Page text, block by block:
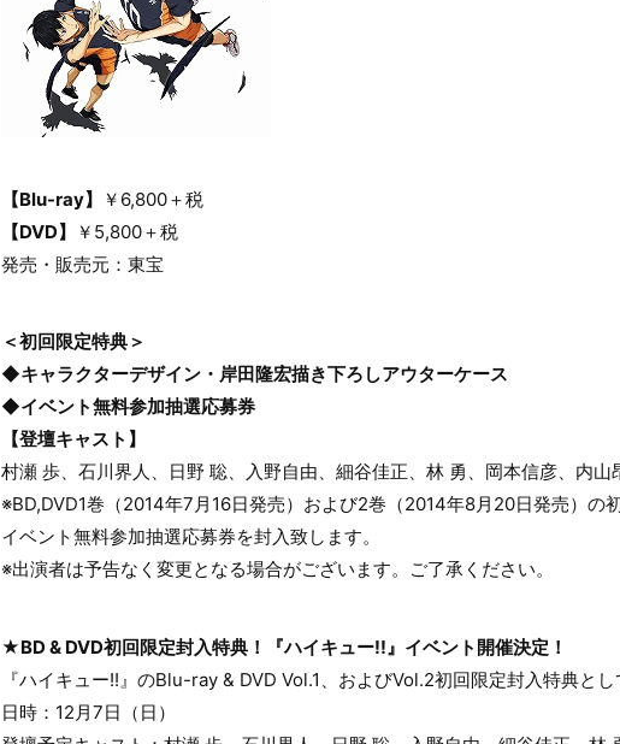
【Blu-ray】
￥6,800＋税
【DVD】
￥5,800＋税
発売・販売元：東宝
＜初回限定特典＞
◆キャラクターデザイン・岸田隆宏描き下ろしアウターケース
◆イベント無料参加抽選応募券
【登壇キャスト】
村瀬 歩、石川界人、日野 聡、入野自由、細谷佳正、林 勇、岡本信彦、内山
※BD,DVD1巻（2014年7月16日発売）および2巻（2014年8月20日発売）の
イベント無料参加抽選応募券を封入致します。
※出演者は予告なく変更となる場合がございます。ご了承ください。
★BD & DVD初回限定封入特典！『ハイキュー!!』イベント開催決定！
『ハイキュー!!』のBlu-ray & DVD Vol.1、およびVol.2初回限定封入特典と
日時：12月7日（日）